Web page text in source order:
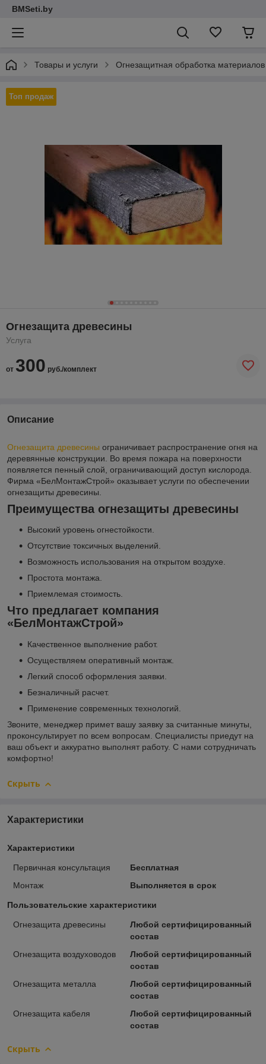
BMSeti.by
Товары и услуги Огнезащитная обработка материалов
Топ продаж
Огнезащита древесины
Услуга
от 300 руб./комплект
Описание
Огнезащита древесины ограничивает распространение огня на
деревянные конструкции. Во время пожара на поверхности
появляется пенный слой, ограничивающий доступ кислорода.
Фирма «БелМонтажСтрой» оказывает услуги по обеспечении
огнезащиты древесины.
Преимущества огнезащиты древесины
Высокий уровень огнестойкости.
Отсутствие токсичных выделений.
Возможность использования на открытом воздухе.
Простота монтажа.
Приемлемая стоимость.
Что предлагает компания
«БелМонтажСтрой»
Качественное выполнение работ.
Осуществляем оперативный монтаж.
Легкий способ оформления заявки.
Безналичный расчет.
Применение современных технологий.
Звоните, менеджер примет вашу заявку за считанные минуты,
проконсультирует по всем вопросам. Специалисты приедут на
ваш объект и аккуратно выполнят работу. С нами сотрудничать
комфортно!
Скрыть
Характеристики
Характеристики
Первичная консультация
Бесплатная
Монтаж
Выполняется в срок
Пользовательские характеристики
Огнезащита древесины
Любой сертифицированный
состав
Огнезащита воздуховодов
Любой сертифицированный
состав
Огнезащита металла
Любой сертифицированный
состав
Огнезащита кабеля
Любой сертифицированный
состав
Скрыть